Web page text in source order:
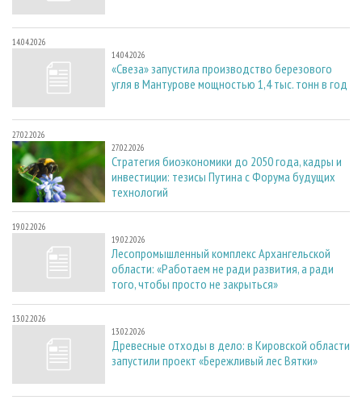
14.04.2026
14.04.2026
«Свеза» запустила производство березового
угля в Мантурове мощностью 1,4 тыс. тонн в год
27.02.2026
27.02.2026
Стратегия биоэкономики до 2050 года, кадры и
инвестиции: тезисы Путина с Форума будущих
технологий
19.02.2026
19.02.2026
Лесопромышленный комплекс Архангельской
области: «Работаем не ради развития, а ради
того, чтобы просто не закрыться»
13.02.2026
13.02.2026
Древесные отходы в дело: в Кировской области
запустили проект «Бережливый лес Вятки»